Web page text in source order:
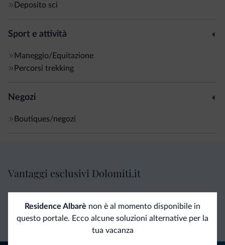
Deposito sci
Sport e attività
Maneggio/Equitazione
Percorsi trekking
Negozi
Boutiques/negozi
Residence Albarè non è al momento disponibile in
questo portale. Ecco alcune soluzioni alternative per la
tua vacanza
Vantaggi esclusivi Dolomiti.it
diretto
vantaggiose
vincolanti